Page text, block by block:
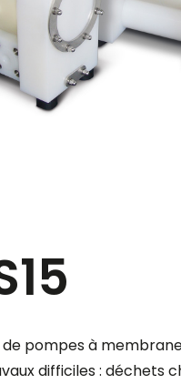
pompes à
difficiles : déchets